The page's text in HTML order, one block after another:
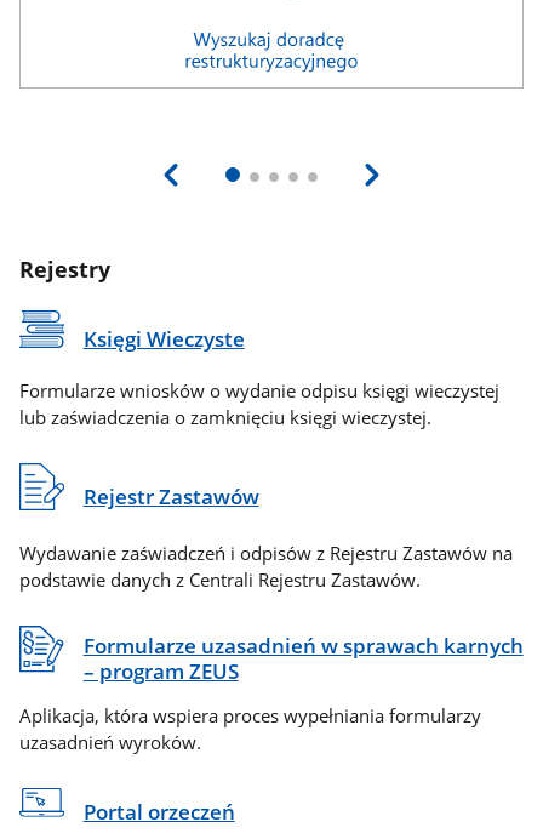
Rejestry
Księgi Wieczyste
Formularze wniosków o wydanie odpisu księgi wieczystej
lub zaświadczenia o zamknięciu księgi wieczystej.
Rejestr Zastawów
Wydawanie zaświadczeń i odpisów z Rejestru Zastawów na
podstawie danych z Centrali Rejestru Zastawów.
Formularze uzasadnień w sprawach karnych
– program ZEUS
Aplikacja, która wspiera proces wypełniania formularzy
uzasadnień wyroków.
Portal orzeczeń